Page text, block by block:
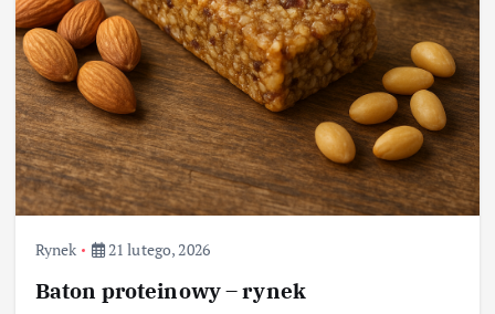
Rynek 21 lutego, 2026
Baton proteinowy – rynek